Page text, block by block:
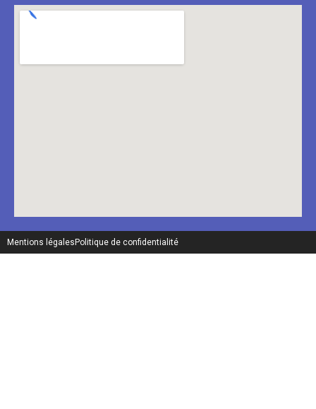
Mentions légalesPolitique de confidentialité